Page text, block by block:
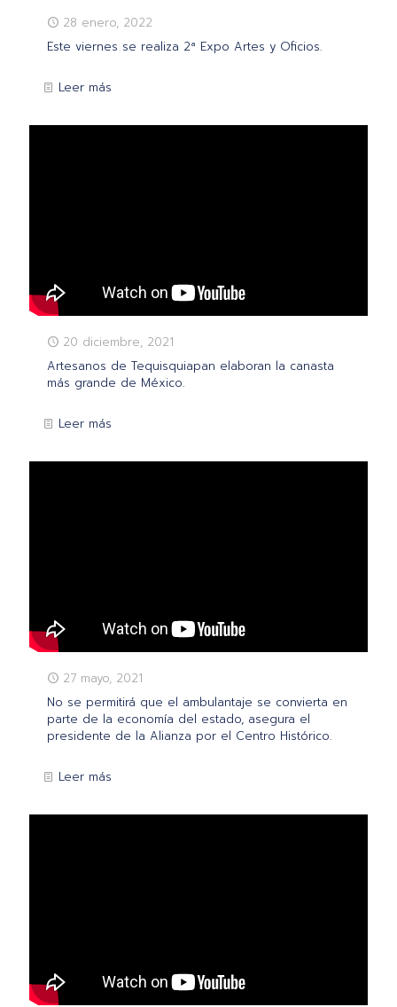
28 enero, 2022
Este viernes se realiza 2ª Expo Artes y Oficios.
Leer más
20 diciembre, 2021
Artesanos de Tequisquiapan elaboran la canasta
más grande de México.
Leer más
27 mayo, 2021
No se permitirá que el ambulantaje se convierta en
parte de la economía del estado, asegura el
presidente de la Alianza por el Centro Histórico.
Leer más